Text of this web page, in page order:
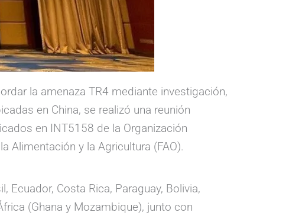
la amenaza TR4 mediante investigación,
en China, se realizó una reunión
en INT5158 de la Organización
Alimentación y la Agricultura (FAO).
Ecuador, Costa Rica, Paraguay, Bolivia,
(Ghana y Mozambique), junto con